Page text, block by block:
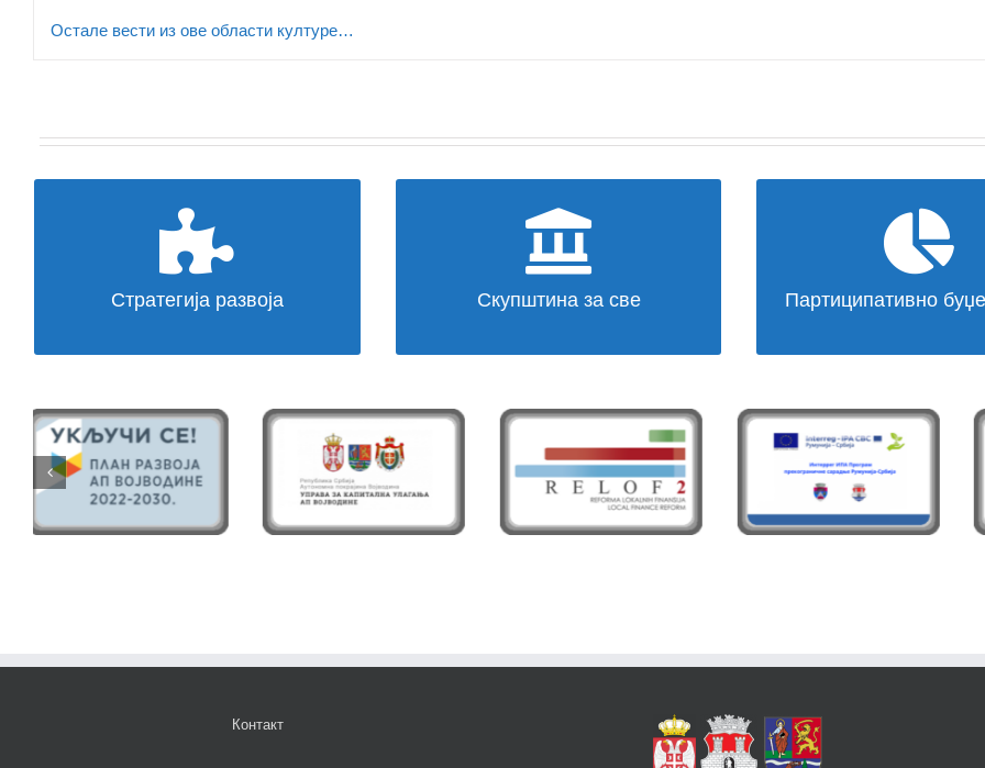
површинских вода града
оспособљавање за резервне
официре
историју српске ритмичке
Остале вести из ове области културе…
Стратегија развоја
Развој града Панчева
МИСИЈА
Скупштина за све
Доступност рада
СКУПШТИНА
Партиципативно
Буџет по мери
МОГУЋЕ ЈЕ
Контакт